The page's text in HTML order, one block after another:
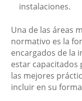
instalaciones.
Una de las áreas
normativo es la
encargados de la
estar capacitados
las mejores
incluir en su